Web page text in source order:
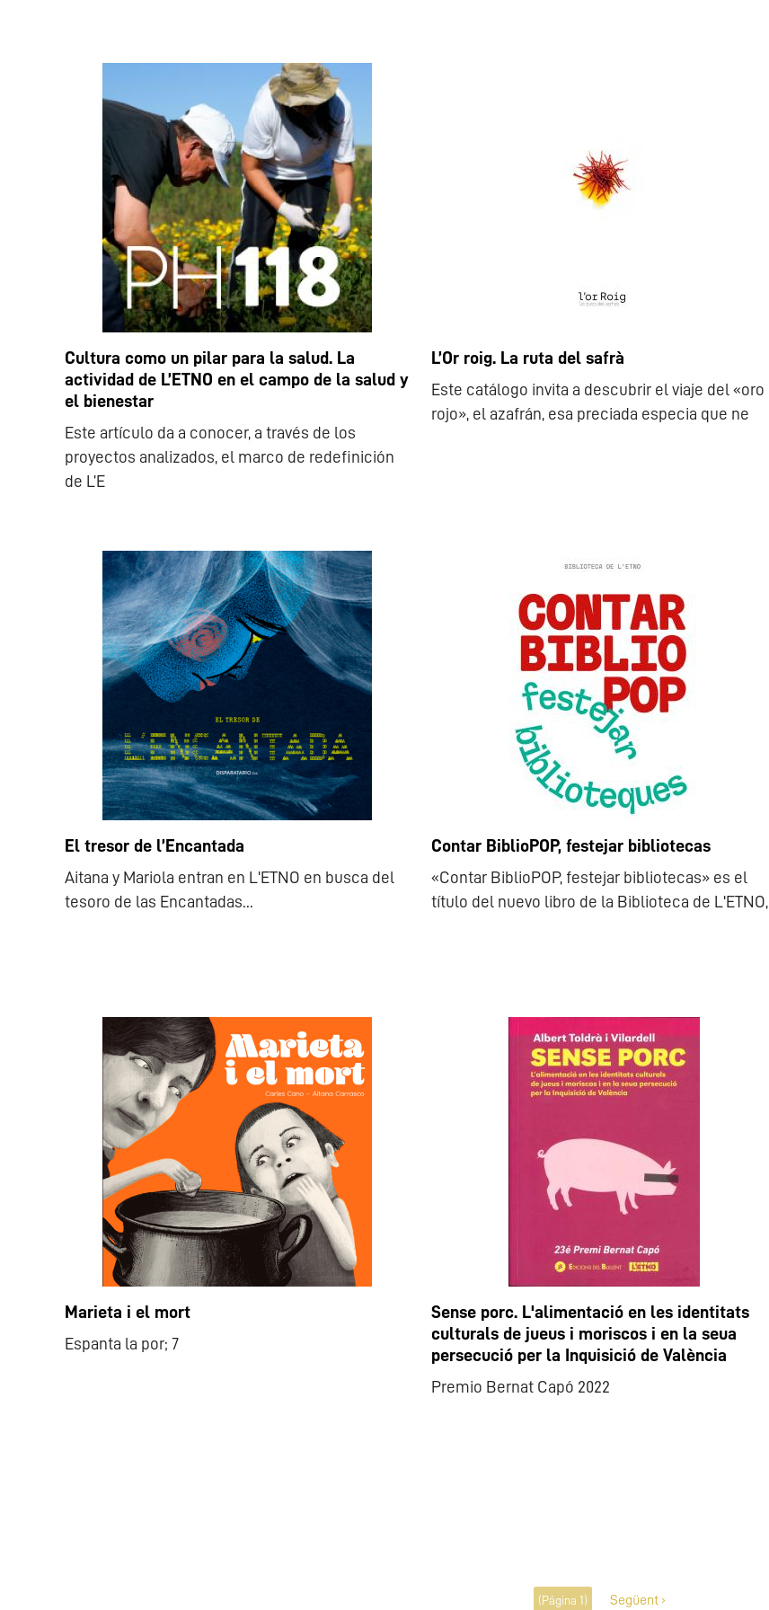
Cultura como un pilar para la salud. La
actividad de L’ETNO en el campo de la salud y
el bienestar
Este artículo da a conocer, a través de los
proyectos analizados, el marco de redefinición
de L’E
L’Or roig. La ruta del safrà
Este catálogo invita a descubrir el viaje del «oro
rojo», el azafrán, esa preciada especia que ne
El tresor de l’Encantada
Aitana y Mariola entran en L'ETNO en busca del
tesoro de las Encantadas...
Contar BiblioPOP, festejar bibliotecas
«Contar BiblioPOP, festejar bibliotecas» es el
título del nuevo libro de la Biblioteca de L'ETNO,
Marieta i el mort
Espanta la por; 7
Sense porc. L'alimentació en les identitats
culturals de jueus i moriscos i en la seua
persecució per la Inquisició de València
Premio Bernat Capó 2022
Paginación
(Página 1) Siguiente
Següent ›